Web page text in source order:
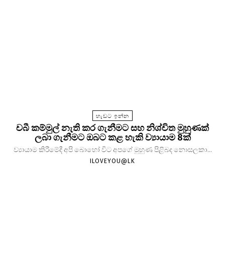
හැඩට ඉන්න
චබී කම්මුල් නැති කර ගැනීමට සහ නිශ්චිත මුහුණක්
ලබා ගැනීමට ඔබට කළ හැකි ව්‍යායාම 8ක්
ව්‍යායාම කිරීමේදී අපි බොහෝ විට අපගේ මුහුණ පිළිබද නොසලකා...
ILOVEYOU@LK